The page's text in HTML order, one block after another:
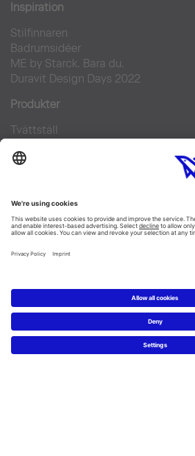
Inspiration
Stilfinnaren
Badrumsidéer
ME by Starck. Bara du.
Duravit Design Days 2022
Produkter
Tvättställ
Alla Kategorier
Planering
Badrumsplaneraren
Badrumsexperter definierar
Nyheter & Presss releaser
Hitta en återförsäljare
FAQs